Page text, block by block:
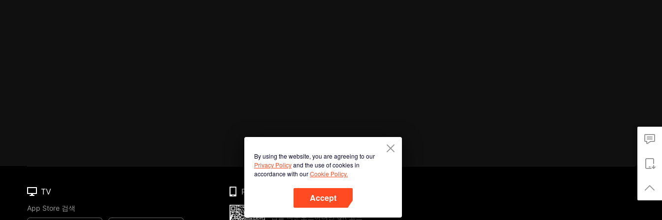
By using the website, you are agreeing to our
Privacy Policyand the use of cookies in
accordance with ourCookie Policy.
Accept
TV
App Store 검색
Phone
앱을 다운로드하려면 QR 코드